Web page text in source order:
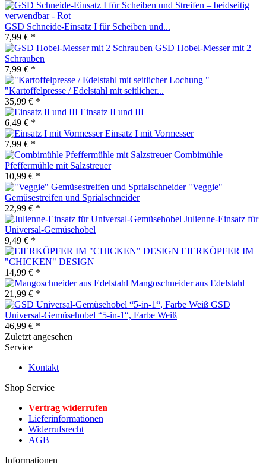
GSD Schneide-Einsatz I für Scheiben und...
7,99 € *
GSD Hobel-Messer mit 2
Schrauben
7,99 € *
"Kartoffelpresse / Edelstahl mit seitlicher...
35,99 € *
Einsatz II und III
6,49 € *
Einsatz I mit Vormesser
7,99 € *
Combimühle
Pfeffermühle mit Salzstreuer
10,99 € *
"Veggie"
Gemüsestreifen und Sprialschneider
22,99 € *
Julienne-Einsatz für
Universal-Gemüsehobel
9,49 € *
EIERKÖPFER IM
"CHICKEN" DESIGN
14,99 € *
Mangoschneider aus Edelstahl
21,99 € *
GSD
Universal-Gemüsehobel “5-in-1“, Farbe Weiß
46,99 € *
Zuletzt angesehen
Service
Kontakt
Shop Service
Vertrag widerrufen
Lieferinformationen
Widerrufsrecht
AGB
Informationen